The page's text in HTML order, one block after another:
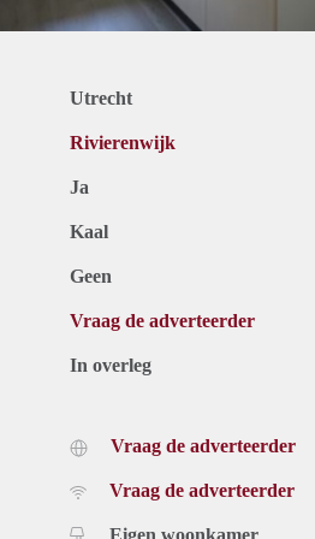
Utrecht
Rivierenwijk
Ja
Kaal
Geen
Vraag de adverteerder
In overleg
Vraag de adverteerder
Vraag de adverteerder